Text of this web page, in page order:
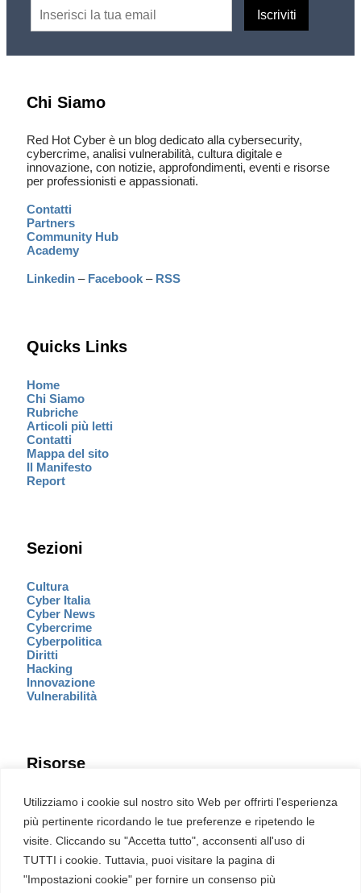
Utilizziamo i cookie sul nostro sito Web per offrirti l'esperienza
più pertinente ricordando le tue preferenze e ripetendo le
visite. Cliccando su "Accetta tutto", acconsenti all'uso di
TUTTI i cookie. Tuttavia, puoi visitare la pagina di
"Impostazioni cookie" per fornire un consenso più
Chi Siamo
Red Hot Cyber è un blog dedicato alla cybersecurity,
cybercrime, analisi vulnerabilità, cultura digitale e
innovazione, con notizie, approfondimenti, eventi e risorse
per professionisti e appassionati.
Contatti
Partners
Community Hub
Academy
Linkedin – Facebook – RSS
Quicks Links
Home
Chi Siamo
Rubriche
Articoli più letti
Contatti
Mappa del sito
Il Manifesto
Report
Sezioni
Cultura
Cyber Italia
Cyber News
Cybercrime
Cyberpolitica
Diritti
Hacking
Innovazione
Vulnerabilità
Risorse
Eventi
Fumetto Cyber
Newsletter
Servizi
Pubblicità
English